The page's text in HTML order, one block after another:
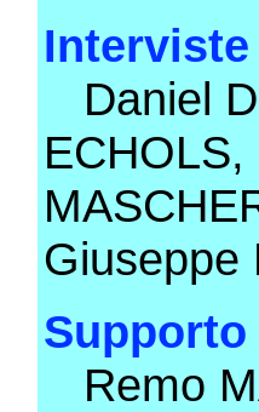
Interviste
Daniel
Giuseppe
Supporto
Remo